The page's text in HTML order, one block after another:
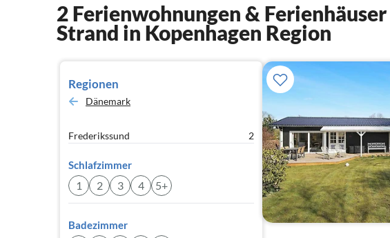
2 Ferienwohnungen &
Strand in Kopenhagen Region
Regionen
Dänemark
Frederikssund 2
Schlafzimmer
1 2 3 4 5+
Badezimmer